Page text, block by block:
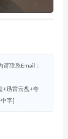
联系Email：
+迅雷云盘+夸
字]